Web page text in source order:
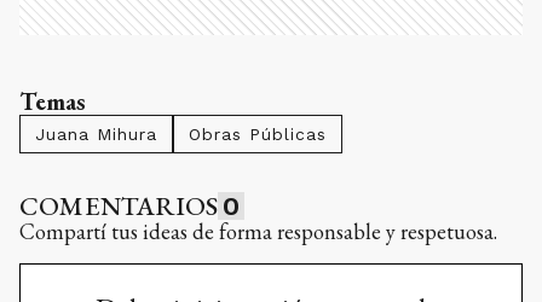
Temas
Juana Mihura Obras Públicas
COMENTARIOS 0
Compartí tus ideas de forma responsable y respetuosa.